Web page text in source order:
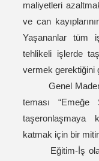
maliyetleri
ve can
Yaşananlar tüm
tehlikeli işlerde
vermek gerektiğini
Genel Maden
teması
taşeronlaşmaya
katmak için bir
Eğitim-İş